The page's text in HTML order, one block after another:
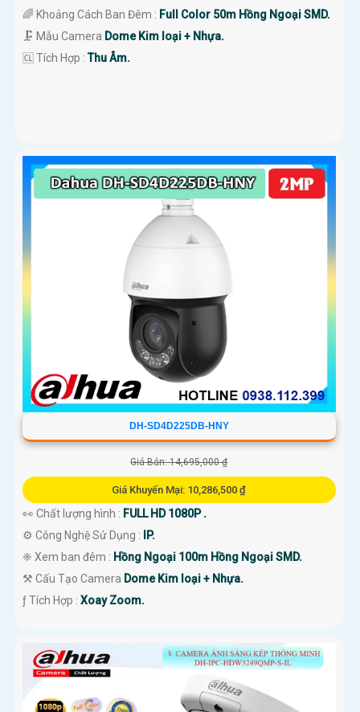
🌈 Khoảng Cách Ban Đêm : Full Color 50m Hồng Ngoại SMD.
🗜️ Mẫu Camera Dome Kim loại + Nhựa.
️🆑 Tích Hợp :Thu Âm.
DH-SD4D225DB-HNY
Giá Bán: 14,695,000 ₫
Giá Khuyến Mại: 10,286,500 ₫
👀 Chất lượng hình : FULL HD 1080P .
⚙ Công Nghệ Sử Dụng : IP.
❈ Xem ban đêm : Hồng Ngoại 100m Hồng Ngoại SMD.
⚒ Cấu Tạo Camera Dome Kim loại + Nhựa.
️ƒ Tích Hợp : Xoay Zoom.